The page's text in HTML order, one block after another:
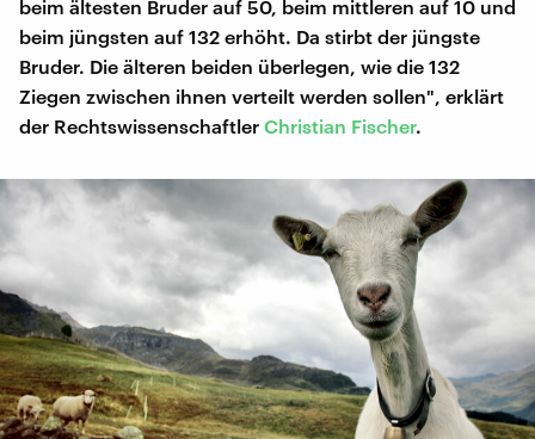
beim ältesten Bruder auf 50, beim mittleren auf 10 und
beim jüngsten auf 132 erhöht. Da stirbt der jüngste
Bruder. Die älteren beiden überlegen, wie die 132
Ziegen zwischen ihnen verteilt werden sollen", erklärt
der Rechtswissenschaftler Christian Fischer.